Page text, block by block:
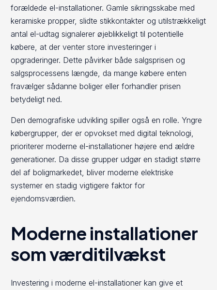
forældede el-installationer. Gamle sikringsskabe med
keramiske propper, slidte stikkontakter og utilstrækkeligt
antal el-udtag signalerer øjeblikkeligt til potentielle
købere, at der venter store investeringer i
opgraderinger. Dette påvirker både salgsprisen og
salgsprocessens længde, da mange købere enten
fravælger sådanne boliger eller forhandler prisen
betydeligt ned.
Den demografiske udvikling spiller også en rolle. Yngre
købergrupper, der er opvokset med digital teknologi,
prioriterer moderne el-installationer højere end ældre
generationer. Da disse grupper udgør en stadigt større
del af boligmarkedet, bliver moderne elektriske
systemer en stadig vigtigere faktor for
ejendomsværdien.
Moderne installationer
som værditilvækst
Investering i moderne el-installationer kan give et